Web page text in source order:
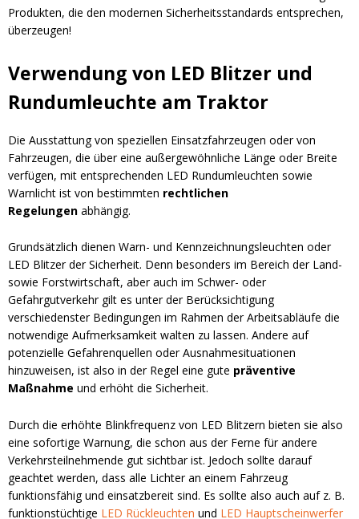
Produkten, die den modernen Sicherheitsstandards entsprechen,
überzeugen!
Verwendung von LED Blitzer und
Rundumleuchte am Traktor
Die Ausstattung von speziellen Einsatzfahrzeugen oder von
Fahrzeugen, die über eine außergewöhnliche Länge oder Breite
verfügen, mit entsprechenden LED Rundumleuchten sowie
Warnlicht ist von bestimmten rechtlichen
Regelungen abhängig.
Grundsätzlich dienen Warn- und Kennzeichnungsleuchten oder
LED Blitzer der Sicherheit. Denn besonders im Bereich der Land-
sowie Forstwirtschaft, aber auch im Schwer- oder
Gefahrgutverkehr gilt es unter der Berücksichtigung
verschiedenster Bedingungen im Rahmen der Arbeitsabläufe die
notwendige Aufmerksamkeit walten zu lassen. Andere auf
potenzielle Gefahrenquellen oder Ausnahmesituationen
hinzuweisen, ist also in der Regel eine gute präventive
Maßnahme und erhöht die Sicherheit.
Durch die erhöhte Blinkfrequenz von LED Blitzern bieten sie also
eine sofortige Warnung, die schon aus der Ferne für andere
Verkehrsteilnehmende gut sichtbar ist. Jedoch sollte darauf
geachtet werden, dass alle Lichter an einem Fahrzeug
funktionsfähig und einsatzbereit sind. Es sollte also auch auf z. B.
funktionstüchtige LED Rückleuchten und LED Hauptscheinwerfer